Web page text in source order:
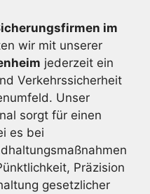
im
wir mit unserer
jederzeit ein
Verkehrssicherheit
Unser
sorgt für einen
es bei
Präzision
gesetzlicher